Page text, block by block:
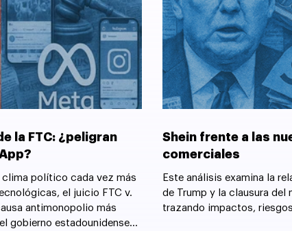
la FTC: ¿peligran
clima político cada vez más
el juicio FTC v.
antimonopolio más
gobierno estadounidense
Shein frente a las
comerciales
Este análisis examina la
de Trump y la clausura del
trazando impactos,